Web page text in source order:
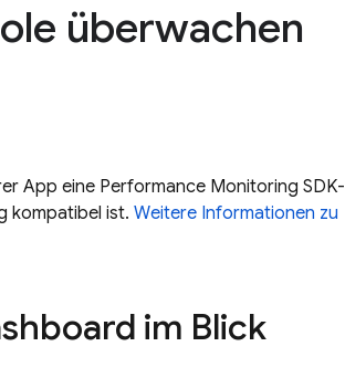
überwachen
App eine Performance Monitoring SDK-
kompatibel ist. Weitere Informationen zu
im Blick